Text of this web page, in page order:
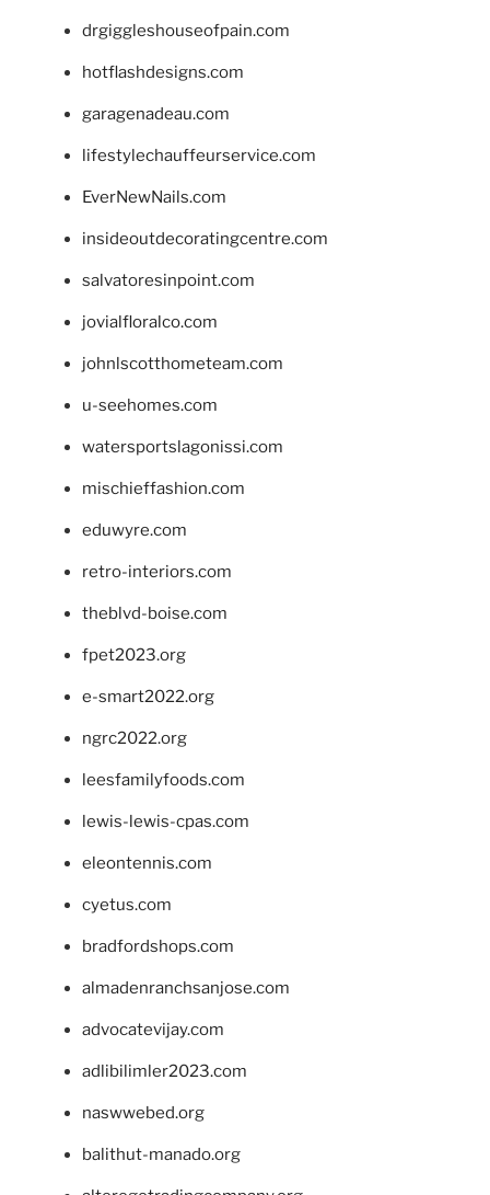
drgiggleshouseofpain.com
hotflashdesigns.com
garagenadeau.com
lifestylechauffeurservice.com
EverNewNails.com
insideoutdecoratingcentre.com
salvatoresinpoint.com
jovialfloralco.com
johnlscotthometeam.com
u-seehomes.com
watersportslagonissi.com
mischieffashion.com
eduwyre.com
retro-interiors.com
theblvd-boise.com
fpet2023.org
e-smart2022.org
ngrc2022.org
leesfamilyfoods.com
lewis-lewis-cpas.com
eleontennis.com
cyetus.com
bradfordshops.com
almadenranchsanjose.com
advocatevijay.com
adlibilimler2023.com
naswwebed.org
balithut-manado.org